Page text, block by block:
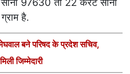
रेट
सोना 97480 रुपए तो 22
10 ग्राम है.